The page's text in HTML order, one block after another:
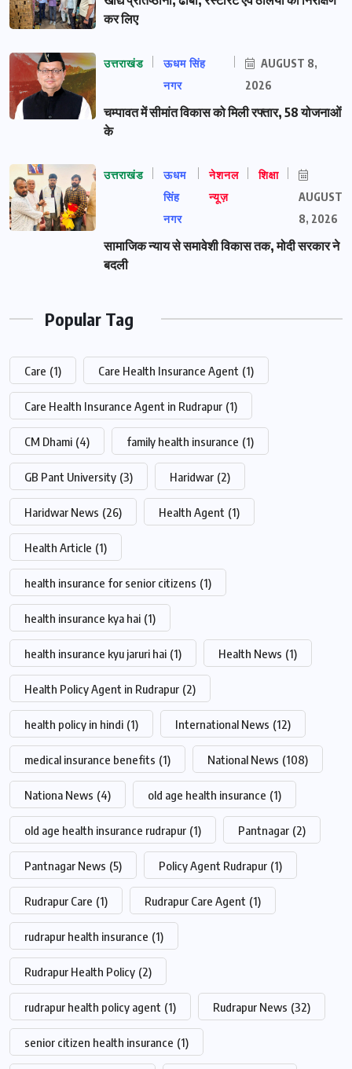
कर लिए
उत्तराखंड
ऊधम सिंह
नगर
AUGUST 8,
2026
चम्पावत में सीमांत विकास को मिली रफ्तार, 58 योजनाओं
के
उत्तराखंड
ऊधम
सिंह
नगर
नेशनल
न्यूज़
शिक्षा
AUGUST
8, 2026
सामाजिक न्याय से समावेशी विकास तक, मोदी सरकार ने
बदली
Popular Tag
Care (1) Care Health Insurance Agent (1)
Care Health Insurance Agent in Rudrapur (1)
CM Dhami (4) family health insurance (1)
GB Pant University (3) Haridwar (2)
Haridwar News (26) Health Agent (1)
Health Article (1)
health insurance for senior citizens (1)
health insurance kya hai (1)
health insurance kyu jaruri hai (1) Health News (1)
Health Policy Agent in Rudrapur (2)
health policy in hindi (1) International News (12)
medical insurance benefits (1) National News (108)
Nationa News (4) old age health insurance (1)
old age health insurance rudrapur (1) Pantnagar (2)
Pantnagar News (5) Policy Agent Rudrapur (1)
Rudrapur Care (1) Rudrapur Care Agent (1)
rudrapur health insurance (1)
Rudrapur Health Policy (2)
rudrapur health policy agent (1) Rudrapur News (32)
senior citizen health insurance (1)